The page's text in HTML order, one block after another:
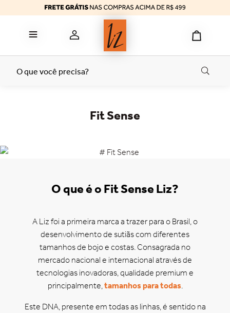
Fit Sense
O que é o Fit Sense Liz?
A Liz foi a primeira marca a trazer para o Brasil, o
desenvolvimento de sutiãs com diferentes
tamanhos de bojo e costas. Consagrada no
mercado nacional e internacional através de
tecnologias inovadoras, qualidade premium e
principalmente,tamanhos para todas.
Este DNA, presente em todas as linhas, é sentido na
reducer
8º
9º tomara caia
10º bermuda